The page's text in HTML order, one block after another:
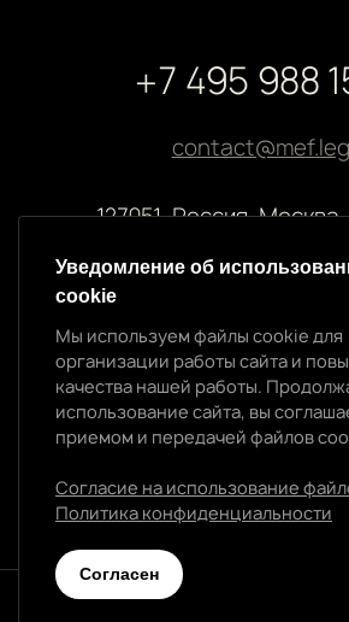
+7 495 988
127051, Россия,
Реквизиты компании
ООО “МЭФ ЛИГАЛ”
ИНН 7704874992
ОГРН
Политика
Уведомление об
работы сайта и повышения качества
Продолжая использование сайта, вы
cookie.
Уведомление об
cookie
Мы используем файлы cookie для
организации работы сайта и
качества нашей работы.
использование сайта, вы
приемом и передачей файлов
Согласие на использование
Политика конфиденциальности
Cогласен